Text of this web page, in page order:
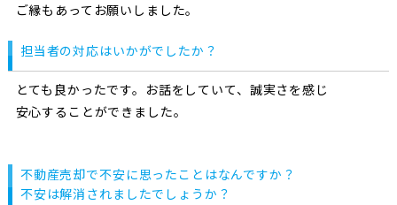
ご縁もあってお願いしました。
担当者の対応はいかがでしたか？
とても良かったです。お話をしていて、誠実さを感じ
安心することができました。
不動産売却で不安に思ったことはなんですか？
不安は解消されましたでしょうか？